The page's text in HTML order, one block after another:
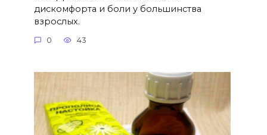
дискомфорта и боли у большинства
взрослых.
0 43